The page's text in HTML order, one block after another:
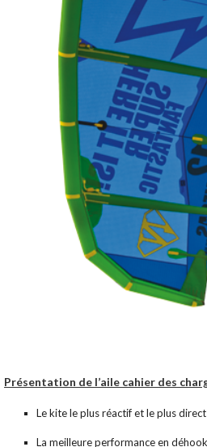
Présentation de l’aile cahier des
Le kite le plus réactif et le plus
La meilleure performance en